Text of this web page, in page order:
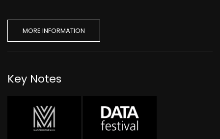
MORE INFORMATION
Key Notes